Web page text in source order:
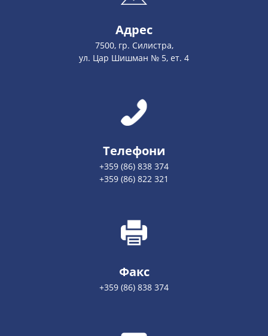
Адрес
7500, гр. Силистра,
ул. Цар Шишман № 5, ет. 4
Телефони
+359 (86) 838 374
+359 (86) 822 321
Факс
+359 (86) 838 374